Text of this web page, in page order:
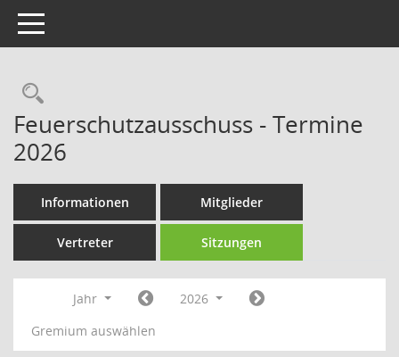
Toggle navigation
Rechercheauswahl
Feuerschutzausschuss - Termine
2026
Informationen Mitglieder
Vertreter Sitzungen
Jahr
2026
Gremium auswählen